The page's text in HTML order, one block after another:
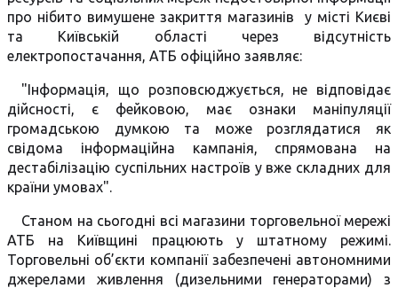
про нібито вимушене закриття магазинів у місті Києві
та Київській області через відсутність
електропостачання, АТБ офіційно заявляє:
"Інформація, що розповсюджується, не відповідає
дійсності, є фейковою, має ознаки маніпуляції
громадською думкою та може розглядатися як
свідома інформаційна кампанія, спрямована на
дестабілізацію суспільних настроїв у вже складних для
країни умовах".
Станом на сьогодні всі магазини торговельної мережі
АТБ на Київщині працюють у штатному режимі.
Торговельні об’єкти компанії забезпечені автономними
джерелами живлення (дизельними генераторами) з